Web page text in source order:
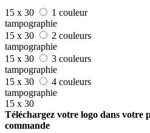
15 x 30
1 couleur
tampographie
15 x 30
2 couleurs
tampographie
15 x 30
3 couleurs
tampographie
15 x 30
4 couleurs
tampographie
15 x 30
Téléchargez votre logo dans votre
commande